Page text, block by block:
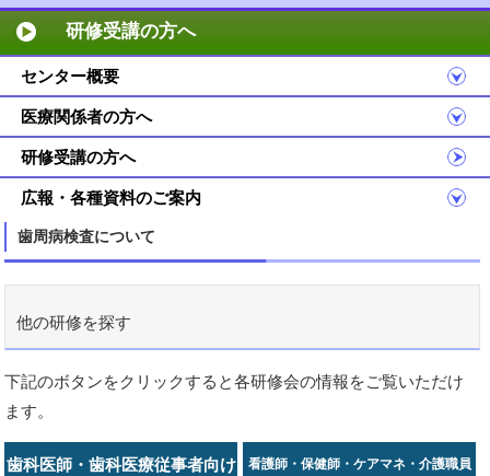
研修受講の方へ
センター概要
医療関係者の方へ
研修受講の方へ
広報・各種資料のご案内
歯周病検査について
他の研修を探す
下記のボタンをクリックすると各研修会の情報をご覧いただけ
ます。
歯科医師・歯科医療従事者向け
看護師・保健師・ケアマネ・介護職員